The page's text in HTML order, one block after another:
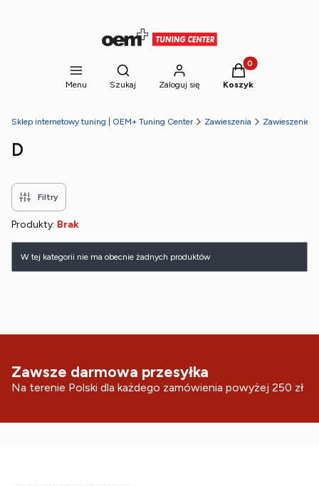
Menu
Otwórz wyszukiwarkę
Szukaj Zaloguj się
Produkty w
Koszyk
Sklep internetowy tuning | OEM+ Tuning Center Zawieszenia Zawieszenie
D
Filtry
Produkty: Brak
Lista produktów
W tej kategorii nie ma obecnie żadnych produktów
Zawsze darmowa przesyłka
Na terenie Polski dla każdego zamówienia powyżej 250 zł